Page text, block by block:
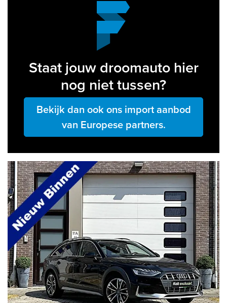
Staat jouw droomauto hier
nog niet tussen?
Bekijk dan ook ons import aanbod
van Europese partners.